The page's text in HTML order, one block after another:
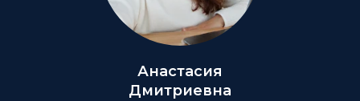
Анастасия
Дмитриевна